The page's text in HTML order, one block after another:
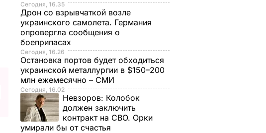
Сегодня, 16.35
Дрон со взрывчаткой возле
украинского самолета. Германия
опровергла сообщения о
боеприпасах
Сегодня, 16.26
Остановка портов будет обходиться
украинской металлургии в $150–200
млн ежемесячно – СМИ
Сегодня, 16.02
Невзоров: Колобок
должен заключить
контракт на СВО. Орки
умирали бы от счастья